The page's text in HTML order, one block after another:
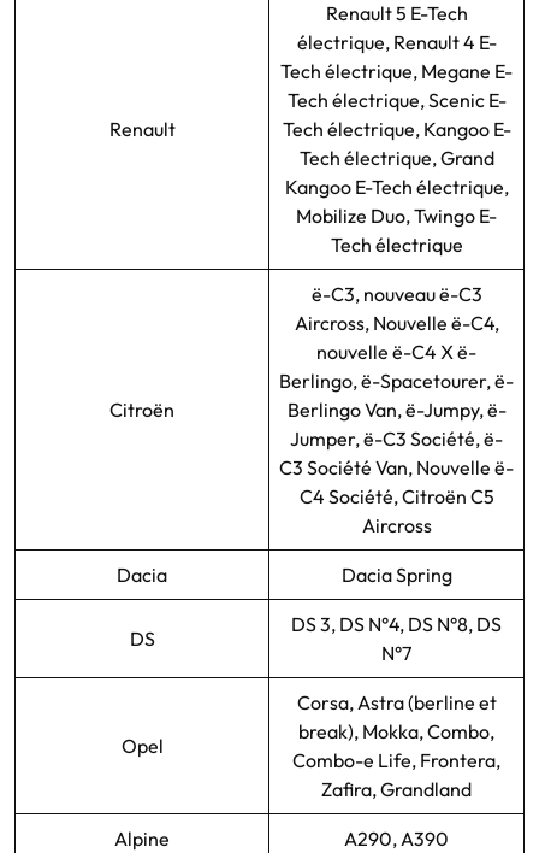
Renault
Renault 5 E-Tech
électrique, Renault 4 E-
Tech électrique, Megane E-
Tech électrique, Scenic E-
Tech électrique, Kangoo E-
Tech électrique, Grand
Kangoo E-Tech électrique,
Mobilize Duo, Twingo E-
Tech électrique
Citroën
ë-C3, nouveau ë-C3
Aircross, Nouvelle ë-C4,
nouvelle ë-C4 X ë-
Berlingo, ë-Spacetourer, ë-
Berlingo Van, ë-Jumpy, ë-
Jumper, ë-C3 Société, ë-
C3 Société Van, Nouvelle ë-
C4 Société, Citroën C5
Aircross
Dacia Dacia Spring
DS
DS 3, DS N°4, DS N°8, DS
N°7
Opel
Corsa, Astra (berline et
break), Mokka, Combo,
Combo-e Life, Frontera,
Zafira, Grandland
Alpine A290, A390